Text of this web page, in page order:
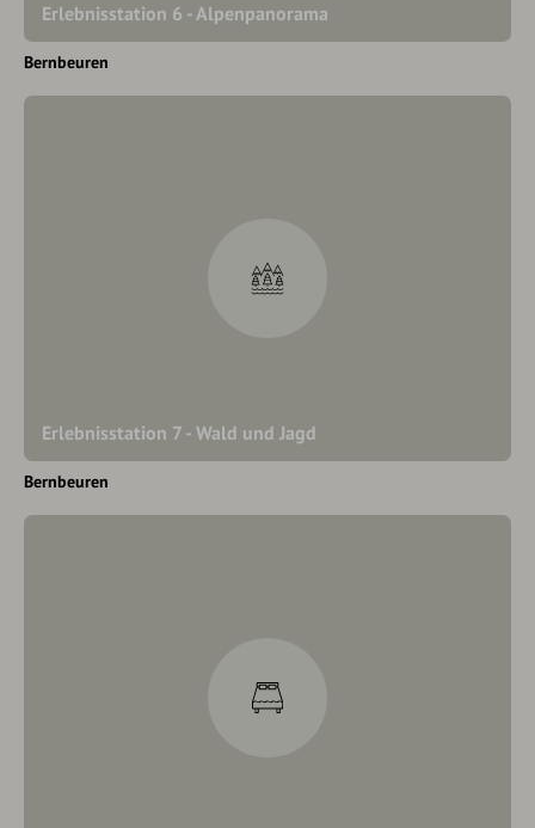
Erlebnisstation 6 - Alpenpanorama
Bernbeuren
Erlebnisstation 7 - Wald und Jagd
Bernbeuren